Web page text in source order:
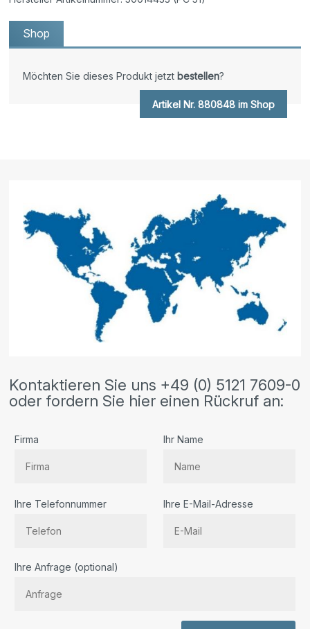
Shop
Möchten Sie dieses Produkt jetzt bestellen?
Artikel Nr. 880848 im Shop
Kontaktieren Sie uns +49 (0) 5121 7609-0
oder fordern Sie hier einen Rückruf an:
Firma Ihr Name
Ihre Telefonnummer Ihre E-Mail-Adresse
Ihre Anfrage (optional)